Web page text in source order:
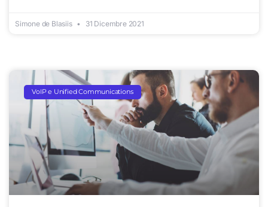
Simone de Blasiis 31 Dicembre 2021
VoIP e Unified Communications